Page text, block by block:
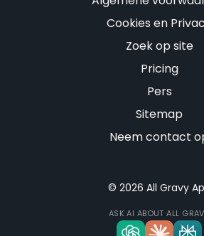
Cookies en
Zoek op site
Pricing
Pers
Sitemap
Neem contact
© 2026 All Gravy
ASK AI ABOUT ALL